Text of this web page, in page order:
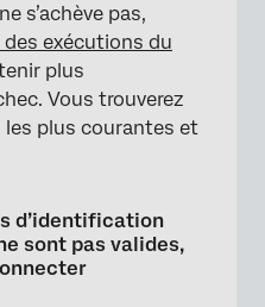
s’achève pas,
exécutions du
plus
Vous trouverez
plus courantes et
d’identification
sont pas valides,